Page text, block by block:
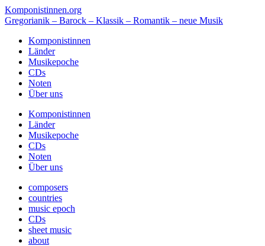
Komponistinnen.org
Gregorianik – Barock – Klassik – Romantik – neue Musik
Komponistinnen
Länder
Musikepoche
CDs
Noten
Über uns
Komponistinnen
Länder
Musikepoche
CDs
Noten
Über uns
composers
countries
music epoch
CDs
sheet music
about